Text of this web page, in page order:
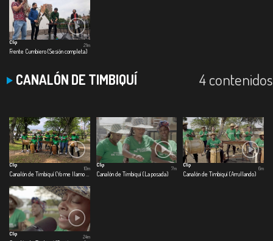
Clip
Frente Cumbiero (Sesión completa)
21m
CANALÓN DE TIMBIQUÍ 4 contenidos
Clip
10m
Clip
Canalón de Timbiquí (La posada)
7m
Clip
Canalón de Timbiquí (Arrullando)
6m
Clip
24m